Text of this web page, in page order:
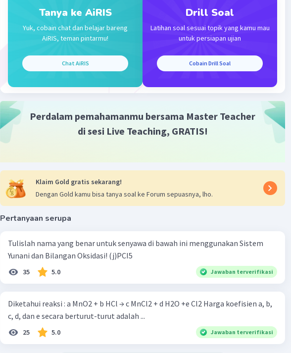
Beri Rating
Tanya ke AiRIS
Yuk, cobain chat dan belajar bareng
AiRIS, teman pintarmu!
Chat AiRIS
Drill Soal
Latihan soal sesuai topik yang kamu mau
untuk persiapan ujian
Cobain Drill Soal
Perdalam pemahamanmu bersama Master Teacher
di sesi Live Teaching, GRATIS!
Klaim Gold gratis sekarang!
Dengan Gold kamu bisa tanya soal ke Forum sepuasnya, lho.
Pertanyaan serupa
Tulislah nama yang benar untuk senyawa di bawah ini menggunakan Sistem
Yunani dan Bilangan Oksidasi! (j)PCI5
35 5.0 Jawaban terverifikasi
Diketahui reaksi : a MnO2 + b HCl → c MnCl2 + d H2O +e Cl2 Harga koefisien a, b,
c, d, dan e secara berturut-turut adalah ...
25 5.0 Jawaban terverifikasi